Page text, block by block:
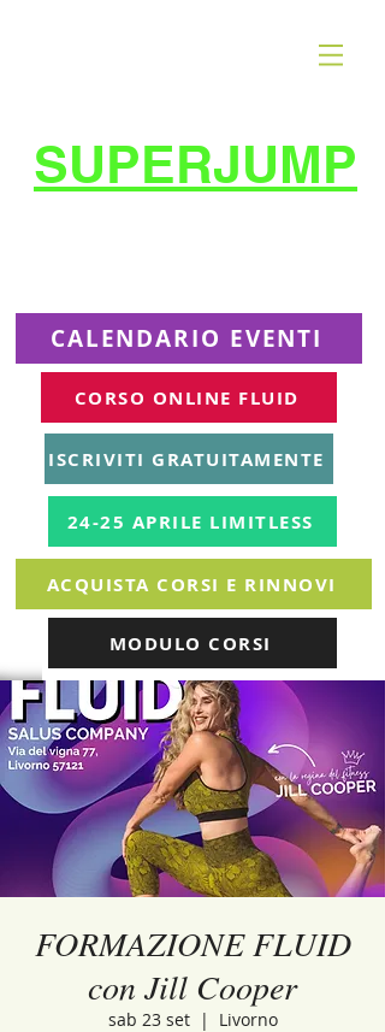
SUPERJUMP
CALENDARIO EVENTI
CORSO ONLINE FLUID
ISCRIVITI GRATUITAMENTE
24-25 APRILE LIMITLESS
ACQUISTA CORSI E RINNOVI
MODULO CORSI
FORMAZIONE FLUID
con Jill Cooper
sab 23 set
  |
Livorno